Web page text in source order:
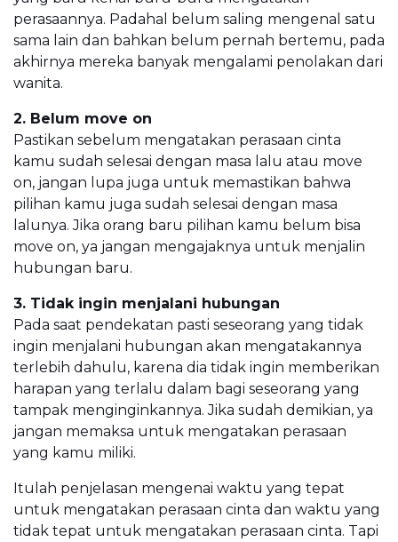
perasaannya. Padahal belum saling mengenal satu
sama lain dan bahkan belum pernah bertemu, pada
akhirnya mereka banyak mengalami penolakan dari
wanita.
2. Belum move on
Pastikan sebelum mengatakan perasaan cinta
kamu sudah selesai dengan masa lalu atau move
on, jangan lupa juga untuk memastikan bahwa
pilihan kamu juga sudah selesai dengan masa
lalunya. Jika orang baru pilihan kamu belum bisa
move on, ya jangan mengajaknya untuk menjalin
hubungan baru.
3. Tidak ingin menjalani hubungan
Pada saat pendekatan pasti seseorang yang tidak
ingin menjalani hubungan akan mengatakannya
terlebih dahulu, karena dia tidak ingin memberikan
harapan yang terlalu dalam bagi seseorang yang
tampak menginginkannya. Jika sudah demikian, ya
jangan memaksa untuk mengatakan perasaan
yang kamu miliki.
Itulah penjelasan mengenai waktu yang tepat
untuk mengatakan perasaan cinta dan waktu yang
tidak tepat untuk mengatakan perasaan cinta. Tapi